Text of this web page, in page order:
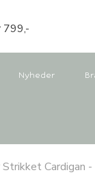
799,-
Nyheder
Cardigan